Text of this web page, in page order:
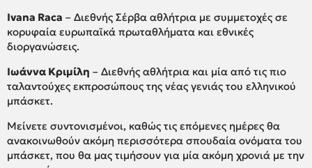
Ivana Raca – Διεθνής Σέρβα αθλήτρια με συμμετοχές σε
κορυφαία ευρωπαϊκά πρωταθλήματα και εθνικές
διοργανώσεις.
Ιωάννα Κριμίλη – Διεθνής αθλήτρια και μία από τις πιο
ταλαντούχες εκπροσώπους της νέας γενιάς του ελληνικού
μπάσκετ.
Μείνετε συντονισμένοι, καθώς τις επόμενες ημέρες θα
ανακοινωθούν ακόμη περισσότερα σπουδαία ονόματα του
μπάσκετ, που θα μας τιμήσουν για μία ακόμη χρονιά με την